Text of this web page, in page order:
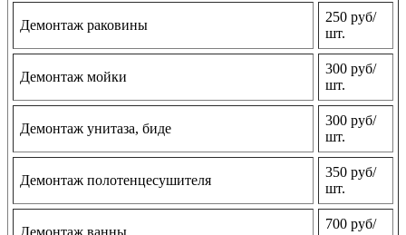
Демонтаж раковины
250 руб/
шт.
Демонтаж мойки
300 руб/
шт.
Демонтаж унитаза, биде
300 руб/
шт.
Демонтаж полотенцесушителя
350 руб/
шт.
700 руб/